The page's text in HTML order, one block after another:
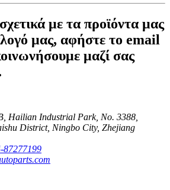
με τα προϊόντα μας
μας, αφήστε το email
μαζί σας
Hailian Industrial Park, No. 3388,
District, Ningbo City, Zhejiang
87277199